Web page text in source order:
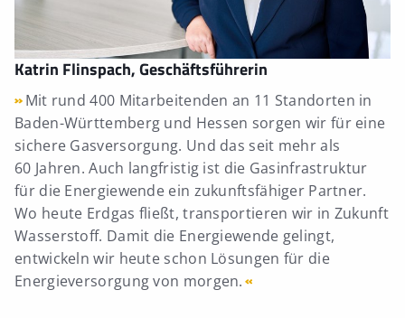
Katrin Flinspach, Geschäftsführerin
Mit rund 400 Mitarbeitenden an 11 Standorten in
Baden-Württemberg und Hessen sorgen wir für eine
sichere Gasversorgung. Und das seit mehr als
60 Jahren. Auch langfristig ist die Gasinfrastruktur
für die Energie­wende ein zukunftsfähiger Partner.
Wo heute Erdgas fließt, transportieren wir in Zukunft
Wasserstoff. Damit die Energiewende gelingt,
entwickeln wir heute schon Lösungen für die
Energieversorgung von morgen.